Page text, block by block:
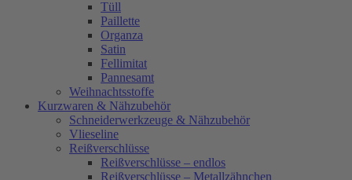
Tüll
Paillette
Organza
Satin
Fellimitat
Pannesamt
Weihnachtsstoffe
Kurzwaren & Nähzubehör
Schneiderwerkzeuge & Nähzubehör
Vlieseline
Reißverschlüsse
Reißverschlüsse – endlos
Reißverschlüsse – Metallzähnchen